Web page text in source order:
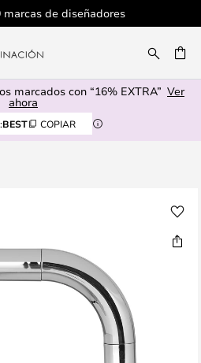
marcas de diseñadores
marcados con “16% EXTRA” Ver
ahora
BEST COPIAR